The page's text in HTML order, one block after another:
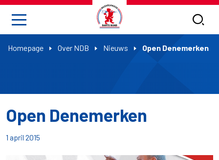
Homepage Over NDB Nieuws Open Denemerken
Open Denemerken
1 april 2015